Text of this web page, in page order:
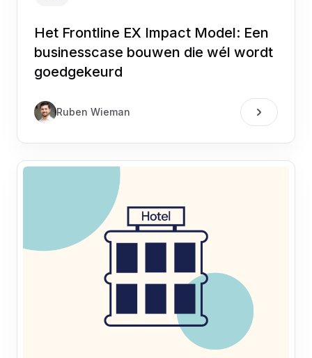
Het Frontline EX Impact Model: Een
businesscase bouwen die wél wordt
goedgekeurd
Ruben Wieman